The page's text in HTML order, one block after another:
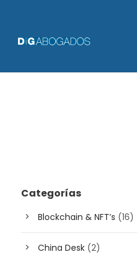
Categorías
Blockchain & NFT’s (16)
China Desk (2)